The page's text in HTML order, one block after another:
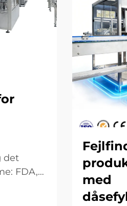
det
FDA,
vand.
med